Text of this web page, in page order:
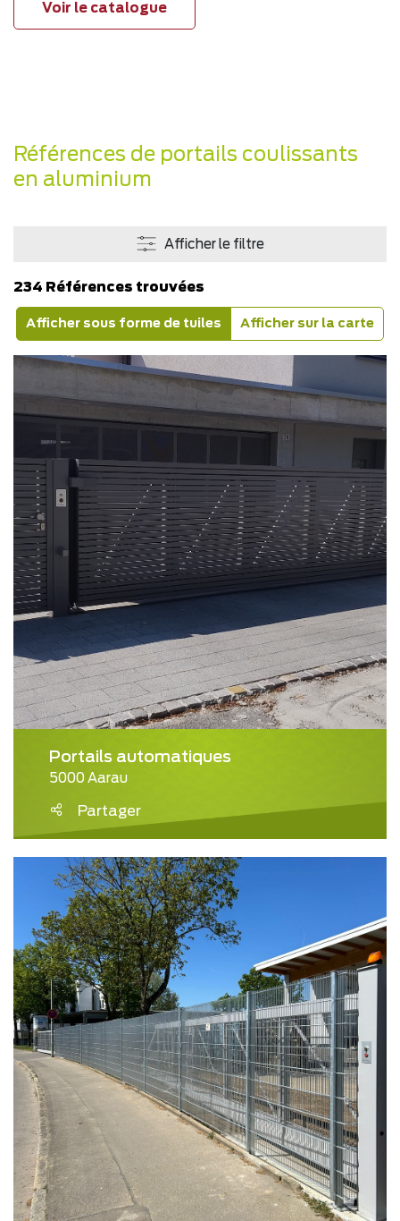
Voir le catalogue
Références de portails coulissants
en aluminium
Afficher le filtre
234 Références trouvées
Afficher sous forme de tuiles Afficher sur la carte
Portails automatiques
5000 Aarau
Partager